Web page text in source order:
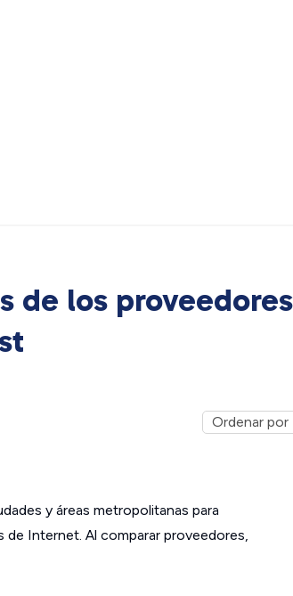
de los
y áreas metropolitanas para
Internet. Al comparar proveedores,